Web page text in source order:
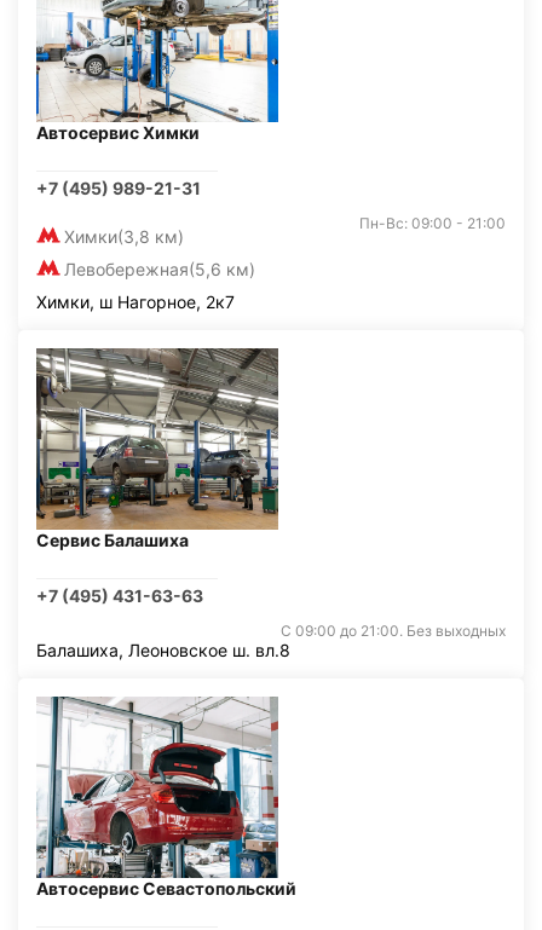
Автосервис Химки
+7 (495) 989-21-31
Химки(3,8 км)
Левобережная(5,6 км)
Пн-Вс: 09:00 - 21:00
Химки, ш Нагорное, 2к7
Сервис Балашиха
+7 (495) 431-63-63
С 09:00 до 21:00. Без выходных
Балашиха, Леоновское ш. вл.8
Автосервис Севастопольский